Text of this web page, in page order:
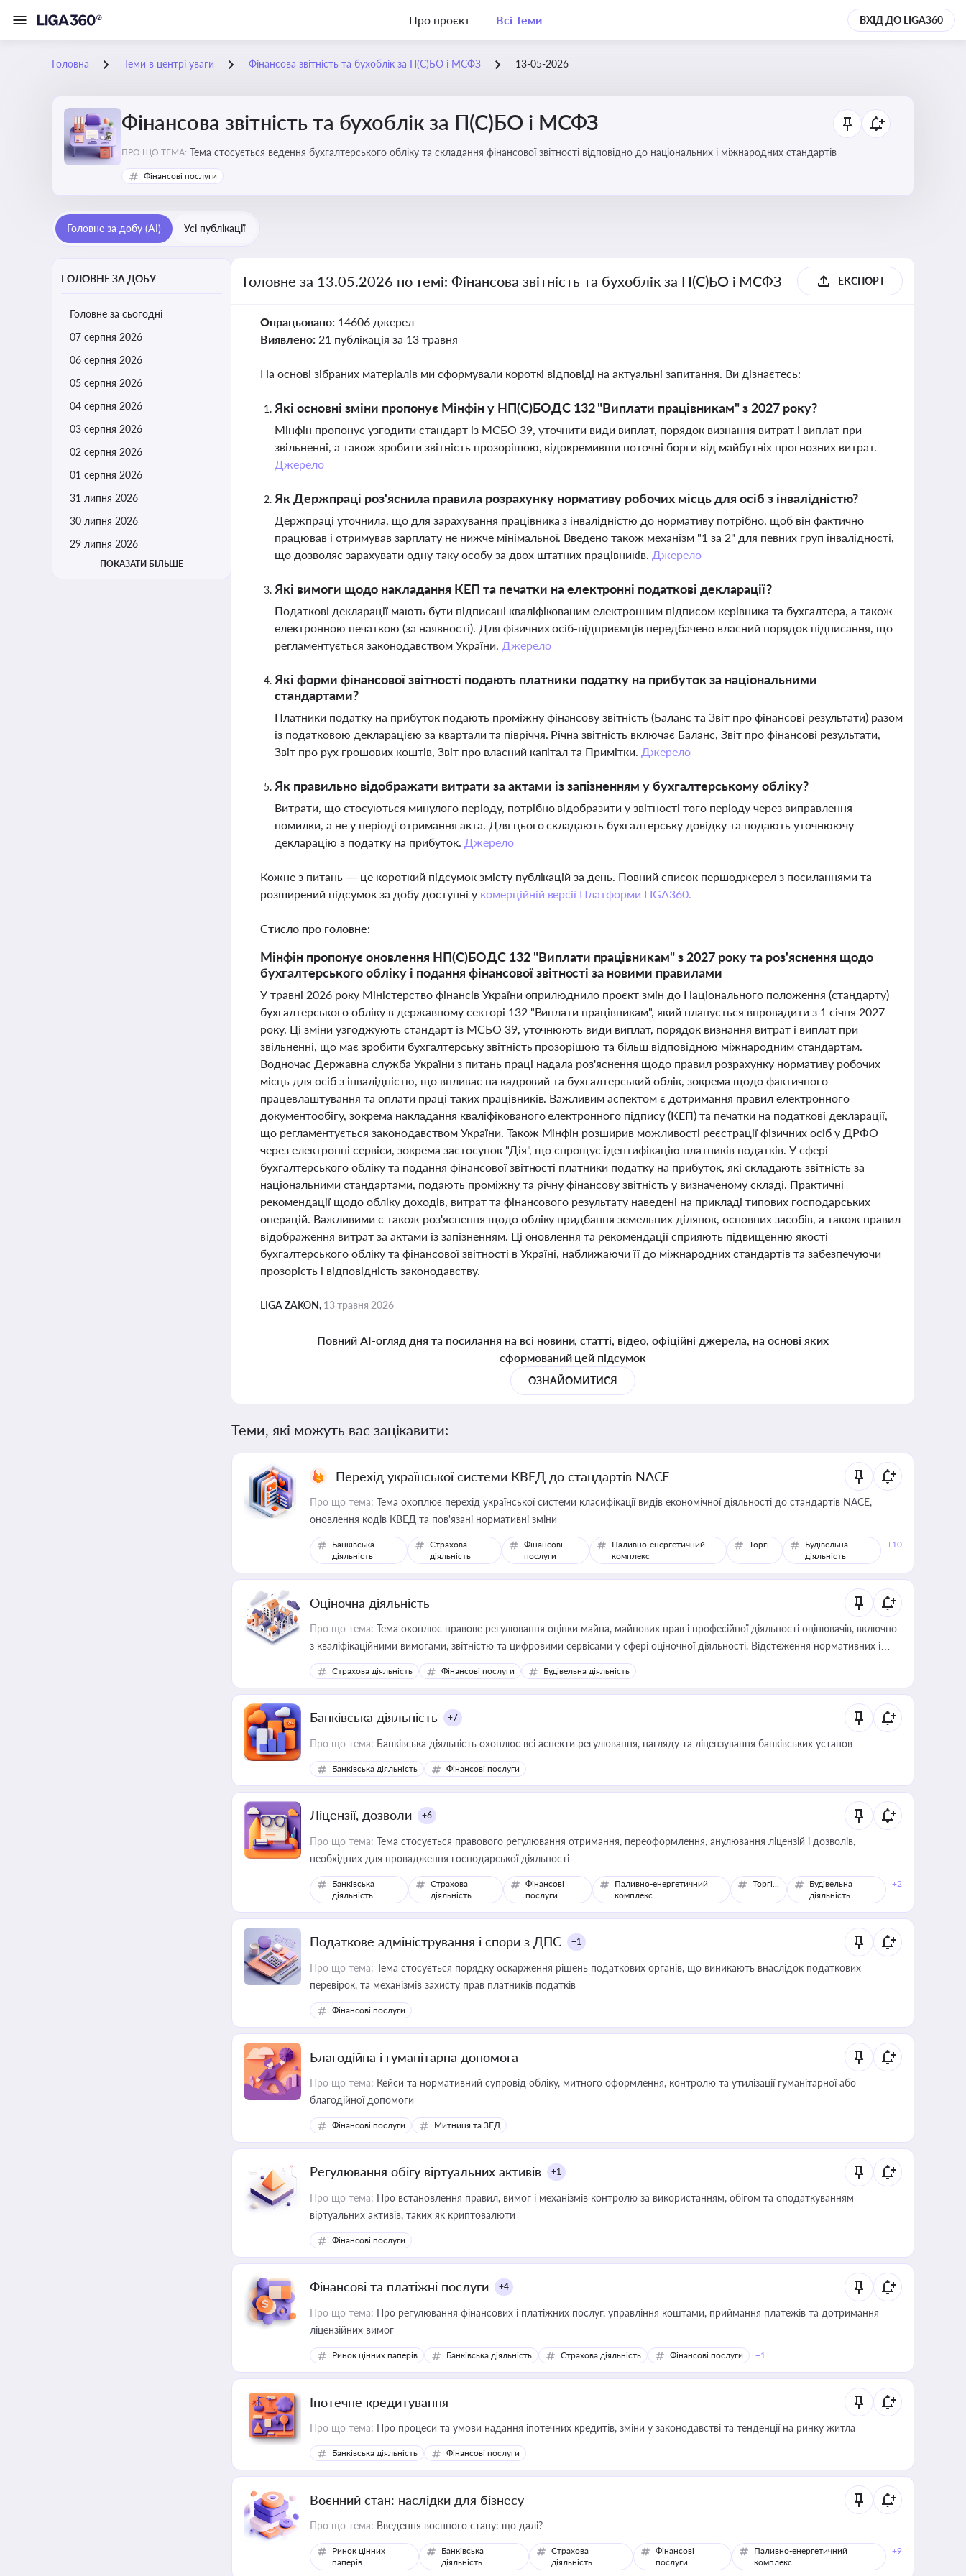
Про проєкт Всі Теми ВХІД ДО LIGA360
Головна Теми в центрі уваги Фінансова звітність та бухоблік за П(С)БО і МСФЗ 13-05-2026
Фінансова звітність та бухоблік за П(С)БО і МСФЗ
ПРО ЩО ТЕМА: Тема стосується ведення бухгалтерського обліку та складання фінансової звітності відповідно до національних і міжнародних стандартів
Фінансові послуги
Головне за добу (AI) Усі публікації
ГОЛОВНЕ ЗА ДОБУ
Головне за сьогодні
07 серпня 2026
06 серпня 2026
05 серпня 2026
04 серпня 2026
03 серпня 2026
02 серпня 2026
01 серпня 2026
31 липня 2026
30 липня 2026
29 липня 2026
ПОКАЗАТИ БІЛЬШЕ
Головне за 13.05.2026 по темі: Фінансова звітність та бухоблік за П(С)БО і МСФЗ ЕКСПОРТ
Опрацьовано: 14606 джерел
Виявлено: 21 публікація за 13 травня
На основі зібраних матеріалів ми сформували короткі відповіді на актуальні запитання. Ви дізнаєтесь:
Які основні зміни пропонує Мінфін у НП(С)БОДС 132 "Виплати працівникам" з 2027 року?
Мінфін пропонує узгодити стандарт із МСБО 39, уточнити види виплат, порядок визнання витрат і виплат при
звільненні, а також зробити звітність прозорішою, відокремивши поточні борги від майбутніх прогнозних витрат.
Джерело
Як Держпраці роз'яснила правила розрахунку нормативу робочих місць для осіб з інвалідністю?
Держпраці уточнила, що для зарахування працівника з інвалідністю до нормативу потрібно, щоб він фактично
працював і отримував зарплату не нижче мінімальної. Введено також механізм "1 за 2" для певних груп інвалідності,
що дозволяє зарахувати одну таку особу за двох штатних працівників. Джерело
Які вимоги щодо накладання КЕП та печатки на електронні податкові декларації?
Податкові декларації мають бути підписані кваліфікованим електронним підписом керівника та бухгалтера, а також
електронною печаткою (за наявності). Для фізичних осіб-підприємців передбачено власний порядок підписання, що
регламентується законодавством України. Джерело
Які форми фінансової звітності подають платники податку на прибуток за національними
стандартами?
Платники податку на прибуток подають проміжну фінансову звітність (Баланс та Звіт про фінансові результати) разом
із податковою декларацією за квартали та півріччя. Річна звітність включає Баланс, Звіт про фінансові результати,
Звіт про рух грошових коштів, Звіт про власний капітал та Примітки. Джерело
Як правильно відображати витрати за актами із запізненням у бухгалтерському обліку?
Витрати, що стосуються минулого періоду, потрібно відобразити у звітності того періоду через виправлення
помилки, а не у періоді отримання акта. Для цього складають бухгалтерську довідку та подають уточнюючу
декларацію з податку на прибуток. Джерело
Кожне з питань — це короткий підсумок змісту публікацій за день. Повний список першоджерел з посиланнями та
розширений підсумок за добу доступні у комерційній версії Платформи LIGA360.
Стисло про головне:
Мінфін пропонує оновлення НП(С)БОДС 132 "Виплати працівникам" з 2027 року та роз'яснення щодо
бухгалтерського обліку і подання фінансової звітності за новими правилами
У травні 2026 року Міністерство фінансів України оприлюднило проєкт змін до Національного положення (стандарту)
бухгалтерського обліку в державному секторі 132 "Виплати працівникам", який планується впровадити з 1 січня 2027
року. Ці зміни узгоджують стандарт із МСБО 39, уточнюють види виплат, порядок визнання витрат і виплат при
звільненні, що має зробити бухгалтерську звітність прозорішою та більш відповідною міжнародним стандартам.
Водночас Державна служба України з питань праці надала роз'яснення щодо правил розрахунку нормативу робочих
місць для осіб з інвалідністю, що впливає на кадровий та бухгалтерський облік, зокрема щодо фактичного
працевлаштування та оплати праці таких працівників. Важливим аспектом є дотримання правил електронного
документообігу, зокрема накладання кваліфікованого електронного підпису (КЕП) та печатки на податкові декларації,
що регламентується законодавством України. Також Мінфін розширив можливості реєстрації фізичних осіб у ДРФО
через електронні сервіси, зокрема застосунок "Дія", що спрощує ідентифікацію платників податків. У сфері
бухгалтерського обліку та подання фінансової звітності платники податку на прибуток, які складають звітність за
національними стандартами, подають проміжну та річну фінансову звітність у визначеному складі. Практичні
рекомендації щодо обліку доходів, витрат та фінансового результату наведені на прикладі типових господарських
операцій. Важливими є також роз'яснення щодо обліку придбання земельних ділянок, основних засобів, а також правил
відображення витрат за актами із запізненням. Ці оновлення та рекомендації сприяють підвищенню якості
бухгалтерського обліку та фінансової звітності в Україні, наближаючи її до міжнародних стандартів та забезпечуючи
прозорість і відповідність законодавству.
LIGA ZAKON, 13 травня 2026
Повний AI-огляд дня та посилання на всі новини, статті, відео, офіційні джерела, на основі яких
сформований цей підсумок
ОЗНАЙОМИТИСЯ
Теми, які можуть вас зацікавити:
Перехід української системи КВЕД до стандартів NACE
Про що тема: Тема охоплює перехід української системи класифікації видів економічної діяльності до стандартів NACE,
оновлення кодів КВЕД та пов'язані нормативні зміни
Банківська
діяльність
Страхова
діяльність
Фінансові
послуги
Паливно-енергетичний
комплекс
Торгівля
Будівельна
діяльність
+10
Оціночна діяльність
Про що тема: Тема охоплює правове регулювання оцінки майна, майнових прав і професійної діяльності оцінювачів, включно
з кваліфікаційними вимогами, звітністю та цифровими сервісами у сфері оціночної діяльності. Відстеження нормативних і
медійних змін у цій сфері корисне для власника бізнесу, керівника, юриста або бухгалтера під час оподаткування,
приватизації, оренди державного майна, корпоративних угод і перевірки статусу суб'єктів оціночної діяльності
Страхова діяльність Фінансові послуги Будівельна діяльність
Банківська діяльність +7
Про що тема: Банківська діяльність охоплює всі аспекти регулювання, нагляду та ліцензування банківських установ
Банківська діяльність Фінансові послуги
Ліцензії, дозволи +6
Про що тема: Тема стосується правового регулювання отримання, переоформлення, анулювання ліцензій і дозволів,
необхідних для провадження господарської діяльності
Банківська
діяльність
Страхова
діяльність
Фінансові
послуги
Паливно-енергетичний
комплекс
Торгівля
Будівельна
діяльність
+2
Податкове адміністрування і спори з ДПС +1
Про що тема: Тема стосується порядку оскарження рішень податкових органів, що виникають внаслідок податкових
перевірок, та механізмів захисту прав платників податків
Фінансові послуги
Благодійна і гуманітарна допомога
Про що тема: Кейси та нормативний супровід обліку, митного оформлення, контролю та утилізації гуманітарної або
благодійної допомоги
Фінансові послуги Митниця та ЗЕД
Регулювання обігу віртуальних активів +1
Про що тема: Про встановлення правил, вимог і механізмів контролю за використанням, обігом та оподаткуванням
віртуальних активів, таких як криптовалюти
Фінансові послуги
Фінансові та платіжні послуги +4
Про що тема: Про регулювання фінансових і платіжних послуг, управління коштами, приймання платежів та дотримання
ліцензійних вимог
Ринок цінних паперів Банківська діяльність Страхова діяльність Фінансові послуги +1
Іпотечне кредитування
Про що тема: Про процеси та умови надання іпотечних кредитів, зміни у законодавстві та тенденції на ринку житла
Банківська діяльність Фінансові послуги
Воєнний стан: наслідки для бізнесу
Про що тема: Введення воєнного стану: що далі?
Ринок цінних
паперів
Банківська
діяльність
Страхова
діяльність
Фінансові
послуги
Паливно-енергетичний
комплекс
+9